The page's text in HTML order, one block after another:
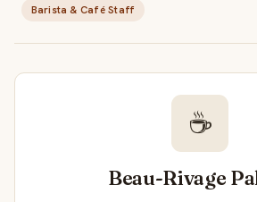
Barista & Café Staff
☕
Beau-Rivage